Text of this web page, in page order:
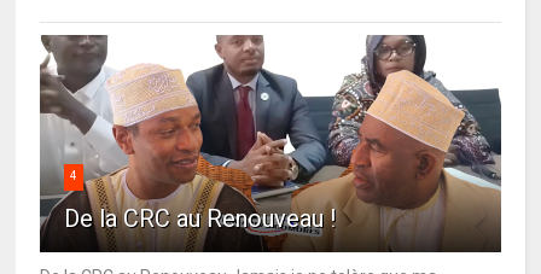
4
De la CRC au Renouveau !